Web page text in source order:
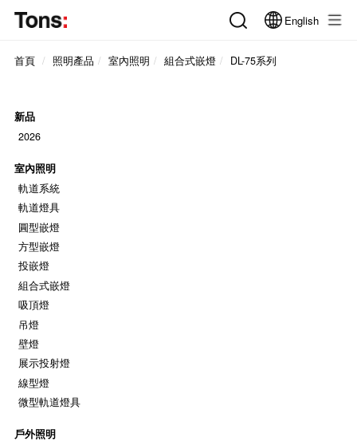
English
首頁 照明產品 室內照明 組合式嵌燈 DL-75系列
新品
2026
室內照明
軌道系統
軌道燈具
圓型嵌燈
方型嵌燈
投嵌燈
組合式嵌燈
吸頂燈
吊燈
壁燈
展示投射燈
線型燈
微型軌道燈具
戶外照明